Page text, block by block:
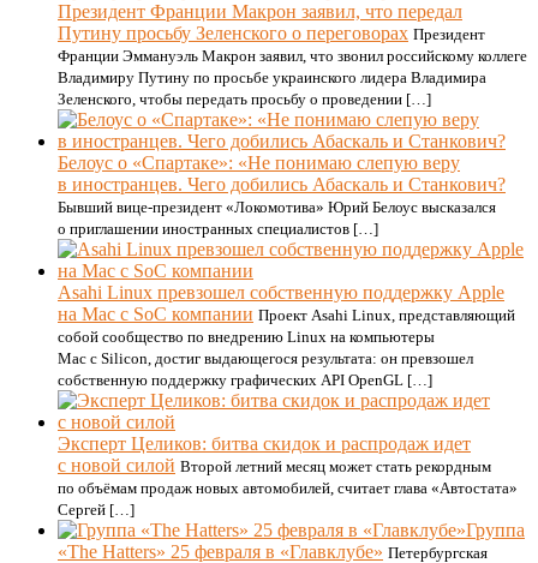
Президент Франции Макрон заявил, что передал
Путину просьбу Зеленского о переговорах Президент
Франции Эммануэль Макрон заявил, что звонил российскому коллеге
Владимиру Путину по просьбе украинского лидера Владимира
Зеленского, чтобы передать просьбу о проведении […]
Белоус о «Спартаке»: «Не понимаю слепую веру
в иностранцев. Чего добились Абаскаль и Станкович?
Бывший вице-президент «Локомотива» Юрий Белоус высказался
о приглашении иностранных специалистов […]
Asahi Linux превзошел собственную поддержку Apple
на Mac с SoC компании Проект Asahi Linux, представляющий
собой сообщество по внедрению Linux на компьютеры
Mac с Silicon, достиг выдающегося результата: он превзошел
собственную поддержку графических API OpenGL […]
Эксперт Целиков: битва скидок и распродаж идет
с новой силой Второй летний месяц может стать рекордным
по объёмам продаж новых автомобилей, считает глава «Автостата»
Сергей […]
Группа
«The Hatters» 25 февраля в «Главклубе» Петербургская